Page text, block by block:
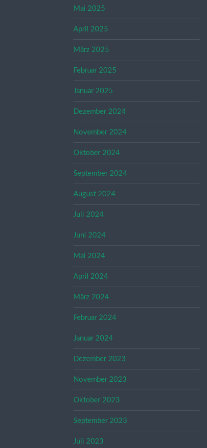
Mai 2025
April 2025
März 2025
Februar 2025
Januar 2025
Dezember 2024
November 2024
Oktober 2024
September 2024
August 2024
Juli 2024
Juni 2024
Mai 2024
April 2024
März 2024
Februar 2024
Januar 2024
Dezember 2023
November 2023
Oktober 2023
September 2023
Juli 2023